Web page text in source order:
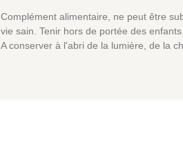
Complément alimentaire, ne peut être
vie sain. Tenir hors de portée des
A conserver à l'abri de la lumière, de la